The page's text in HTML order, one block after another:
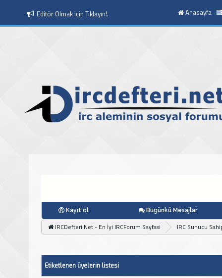
Moderatör Olmak icin Tıklayın!. Anasayfa
Kayıt ol Bugünkü Mesajlar
IRCDefteri.Net - En İyi IRCForum Sayfasi IRC Sunucu
Etiketlenen üyelerin listesi